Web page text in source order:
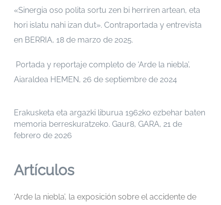
«Sinergia oso polita sortu zen bi herriren artean, eta
hori islatu nahi izan dut». Contraportada y entrevista
en BERRIA, 18 de marzo de 2025.
Portada y reportaje completo de ‘Arde la niebla’,
Aiaraldea HEMEN, 26 de septiembre de 2024
Erakusketa eta argazki liburua 1962ko ezbehar baten
memoria berreskuratzeko. Gaur8, GARA, 21 de
febrero de 2026
Artículos
‘Arde la niebla’, la exposición sobre el accidente de